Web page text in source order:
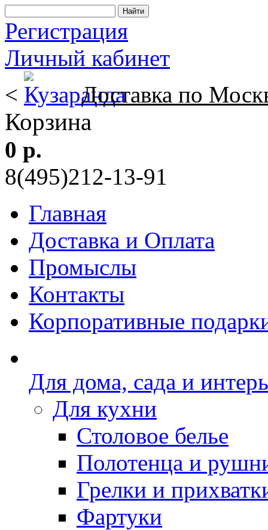
Регистрация
Личный кабинет
<
Доставка по
Корзина
0 р.
8(495)212-13-91
Главная
Доставка и Оплата
Промыслы
Контакты
Корпоративные
Для дома, сада и
Для кухни
Столовое белье
Полотенца и
Грелки и
Фартуки